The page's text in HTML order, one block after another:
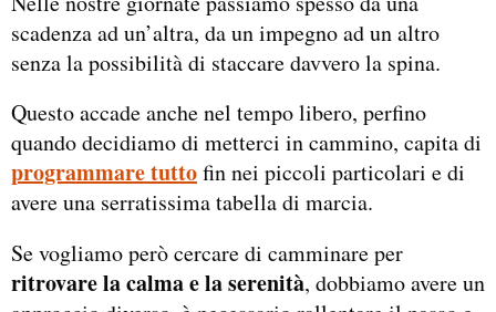
scadenza ad un’altra, da un impegno ad un altro
senza la possibilità di staccare davvero la spina.
Questo accade anche nel tempo libero, perfino
quando decidiamo di metterci in cammino, capita di
programmare tuttofin nei piccoli particolari e di
avere una serratissima tabella di marcia.
Se vogliamo però cercare di camminare per
ritrovare la calma e la serenità, dobbiamo avere un